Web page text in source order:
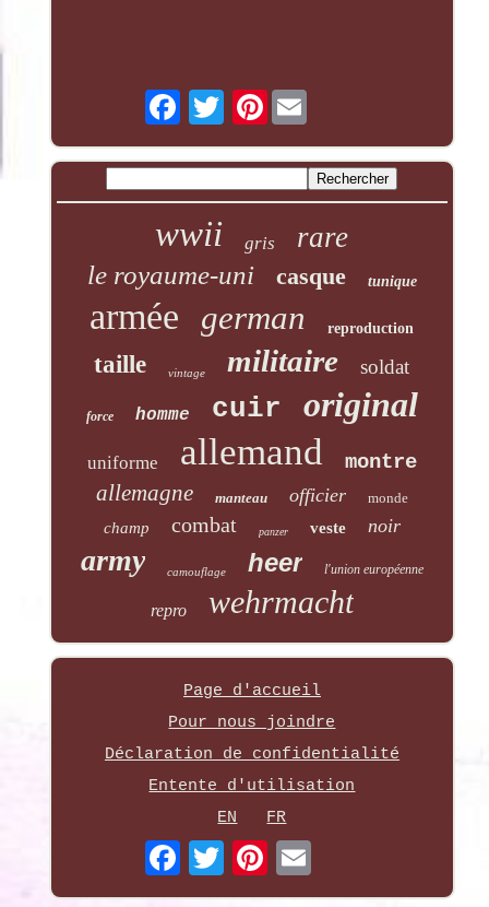
Pinterest
wwii gris rare
le royaume-uni casque tunique
armée german reproduction
taille vintage militaire soldat
force homme cuir original
uniforme allemand montre
allemagne manteau officier monde
champ combat panzer veste noir
army camouflage heer l'union européenne
repro wehrmacht
Page d'accueil
Pour nous joindre
Déclaration de confidentialité
Entente d'utilisation
EN
FR